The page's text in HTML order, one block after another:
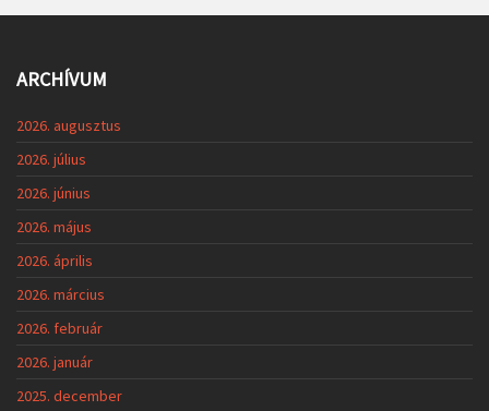
ARCHÍVUM
2026. augusztus
2026. július
2026. június
2026. május
2026. április
2026. március
2026. február
2026. január
2025. december